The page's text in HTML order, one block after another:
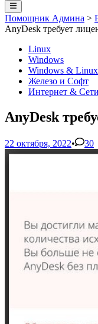
Главное
меню
Помощник Админа >
AnyDesk требует
Опубликовано
Linux
Windows
Windows & Linux
Железо и Софт
Интернет & Сети
AnyDesk
22 октября, 2022• 30